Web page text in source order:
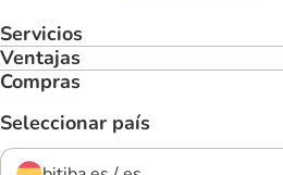
Servicios
Ventajas
Compras
Seleccionar país